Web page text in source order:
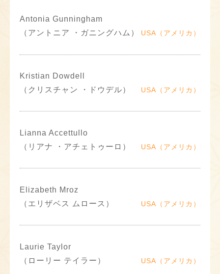
Antonia Gunningham
（アントニア ・ガニングハム）
USA（アメリカ）
Kristian Dowdell
（クリスチャン ・ドウデル）
USA（アメリカ）
Lianna Accettullo
（リアナ ・アチェトゥーロ）
USA（アメリカ）
Elizabeth Mroz
（エリザベス ムロース）
USA（アメリカ）
Laurie Taylor
（ローリー テイラー）
USA（アメリカ）